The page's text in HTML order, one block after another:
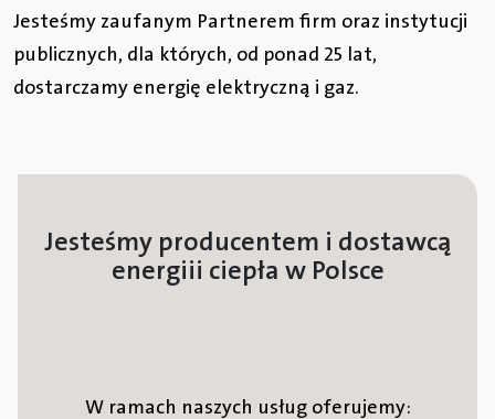
Jesteśmy zaufanym Partnerem firm oraz instytucji
publicznych, dla których, od ponad 25 lat,
dostarczamy energię elektryczną i gaz.
Jesteśmy producentem i dostawcą
energii i ciepła w Polsce
W ramach naszych usług oferujemy: